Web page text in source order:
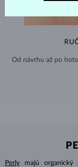
Od návrhu až po
Perly
majú